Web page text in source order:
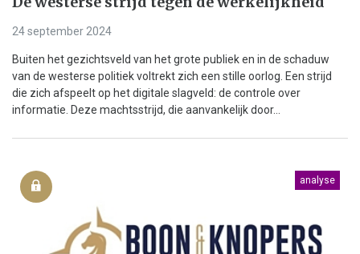
24 september 2024
Buiten het gezichtsveld van het grote publiek en in de schaduw
van de westerse politiek voltrekt zich een stille oorlog. Een strijd
die zich afspeelt op het digitale slagveld: de controle over
informatie. Deze machtsstrijd, die aanvankelijk door...
analyse